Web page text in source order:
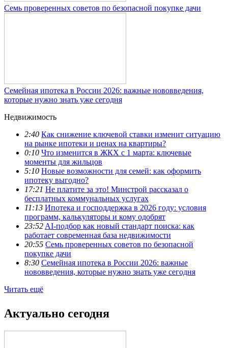
Семь проверенных советов по безопасной покупке дачи
Семейная ипотека в России 2026: важные нововведения,
которые нужно знать уже сегодня
Недвижимость
2:40 Как снижение ключевой ставки изменит ситуацию
на рынке ипотеки и ценах на квартиры?
0:10 Что изменится в ЖКХ с 1 марта: ключевые
моменты для жильцов
5:10 Новые возможности для семей: как оформить
ипотеку выгодно?
17:21 Не платите за это! Минстрой рассказал о
бесплатных коммунальных услугах
11:13 Ипотека и господдержка в 2026 году: условия
программ, калькуляторы и кому одобрят
23:52 AI-подбор как новый стандарт поиска: как
работает современная база недвижимости
20:55 Семь проверенных советов по безопасной
покупке дачи
8:30 Семейная ипотека в России 2026: важные
нововведения, которые нужно знать уже сегодня
Читать ещё
Актуально сегодня